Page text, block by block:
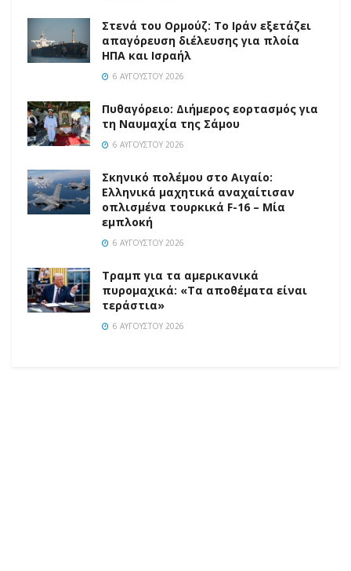
Στενά του Ορμούζ: Το Ιράν εξετάζει
απαγόρευση διέλευσης για πλοία
ΗΠΑ και Ισραήλ
6 ΑΥΓΟΎΣΤΟΥ 2026
Πυθαγόρειο: Διήμερος εορτασμός για
τη Ναυμαχία της Σάμου
6 ΑΥΓΟΎΣΤΟΥ 2026
Σκηνικό πολέμου στο Αιγαίο:
Ελληνικά μαχητικά αναχαίτισαν
οπλισμένα τουρκικά F-16 – Μία
εμπλοκή
6 ΑΥΓΟΎΣΤΟΥ 2026
Τραμπ για τα αμερικανικά
πυρομαχικά: «Τα αποθέματα είναι
τεράστια»
6 ΑΥΓΟΎΣΤΟΥ 2026